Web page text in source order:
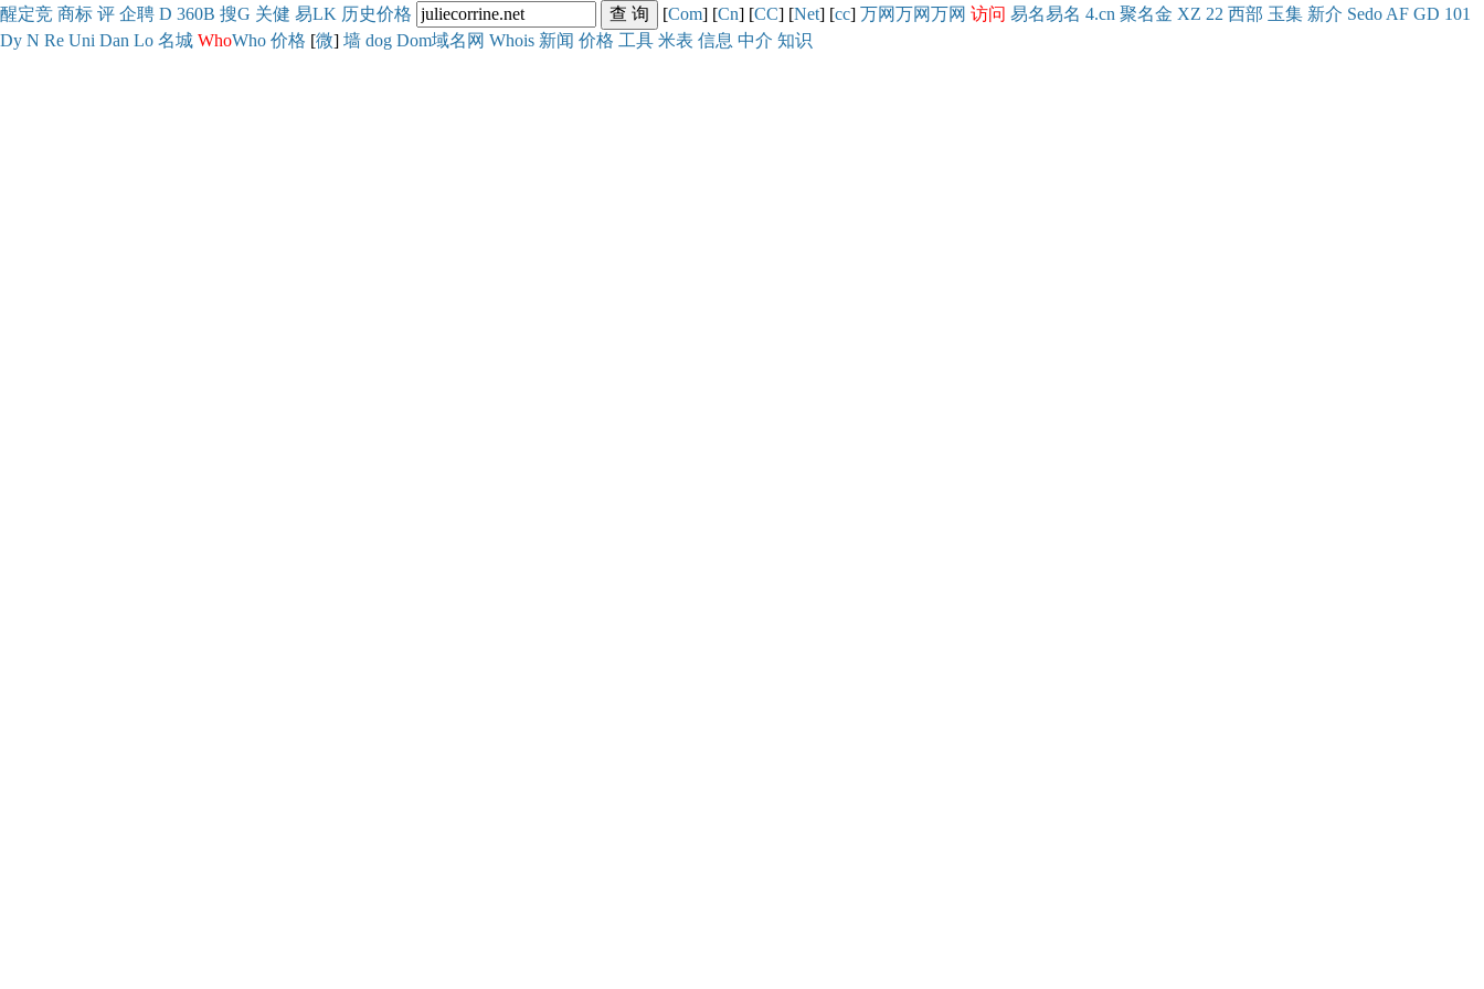
醒定竞 商标 评 企聘 D 360B 搜G 关健 易LK 历史价格 [Com] [Cn] [CC] [Net] [cc] 万网万网万网 访问 易名易名 4.cn 聚名金 XZ 22 西部 玉集 新介 Sedo AF GD 101
Dy N Re Uni Dan Lo 名城 WhoWho 价格 [微] 墙 dog Dom域名网 Whois 新闻 价格 工具 米表 信息 中介 知识